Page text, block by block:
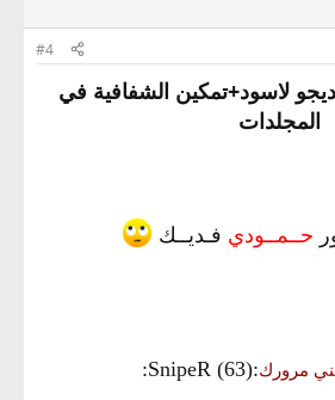
#4
وندوز7 ثيم ديجو لاسود+تمكين الشفافية في
المجلدات
حــمــودي فـديــك
مرورك:SnipeR (63):